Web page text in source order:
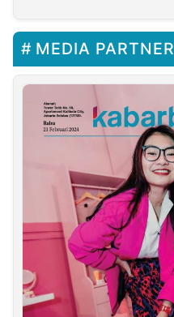
MEDIA PARTNER